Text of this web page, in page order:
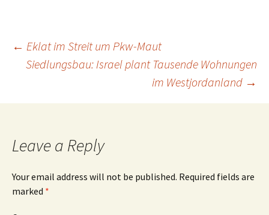
Post
navigation
← Eklat im Streit um Pkw-Maut
Siedlungsbau: Israel plant Tausende Wohnungen
im Westjordanland →
Leave a Reply
Your email address will not be published. Required fields are
marked *